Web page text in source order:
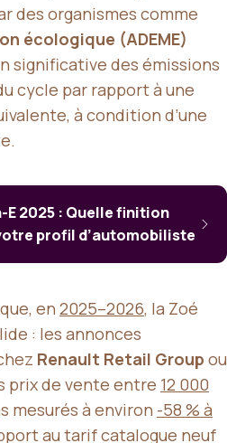
des organismes comme
écologique (ADEME)
significative des émissions
cycle par rapport à une
à condition d’une
E 2025 : Quelle finition
profil d’automobiliste
en 2025–2026, la Zoé
: les annonces
Renault Retail Group ou
prix de vente entre 12 000
mesurés à environ -58 % à
au tarif catalogue neuf